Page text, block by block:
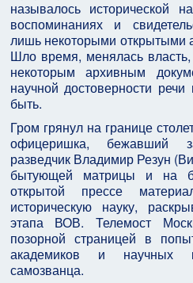
называлось исторической
воспоминаниях и
лишь некоторыми открытыми
Шло время, менялась
некоторым архивным
научной достоверности
быть.
Гром грянул на границе
офицеришка, бежавший
разведчик Владимир Резун
бытующей матрицы и на
открытой прессе
историческую науку,
этапа ВОВ. Телемост
позорной страницей в
академиков и научных
самозванца.